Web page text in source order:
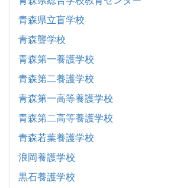
青森県立盲学校
青森聾学校
青森第一養護学校
青森第二養護学校
青森第一高等養護学校
青森第二高等養護学校
青森若葉養護学校
浪岡養護学校
黒石養護学校